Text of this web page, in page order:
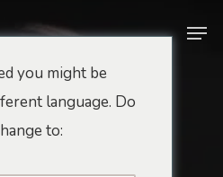
Gespräche
you might be
language. Do
to: